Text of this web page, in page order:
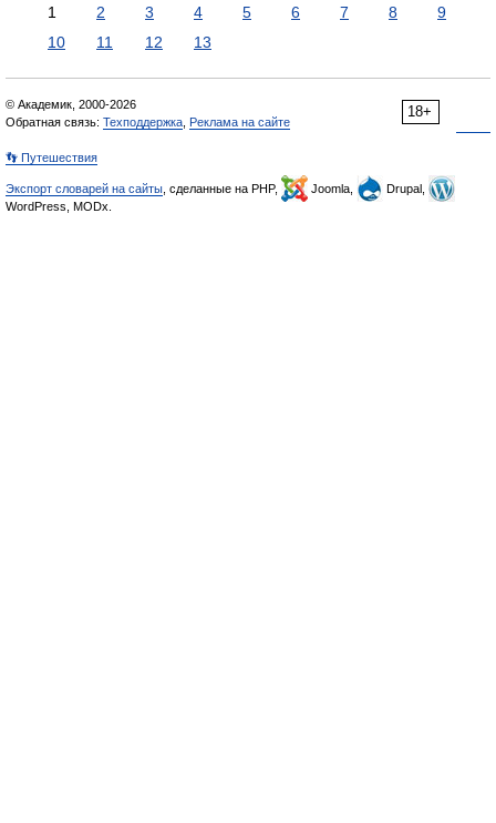
1 2 3 4 5 6 7 8
9
10
11 12 13
18+
© Академик, 2000-2026
Обратная связь: Техподдержка Реклама на сайте
👣 Путешествия
Экспорт словарей на сайты , сделанные на PHP, Joomla,
Drupal,
WordPress, MODx.